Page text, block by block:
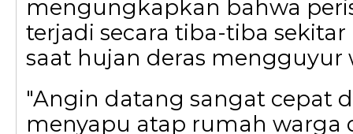
mengungkapkan bahwa
terjadi secara tiba-tiba sekitar
saat hujan deras mengguyur
"Angin datang sangat cepat
menyapu atap rumah warga